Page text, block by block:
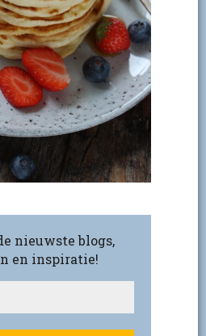
nieuwste blogs,
en inspiratie!